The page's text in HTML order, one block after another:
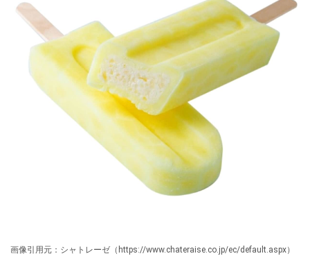
画像引用元：シャトレーゼ（https://www.chateraise.co.jp/ec/default.aspx）